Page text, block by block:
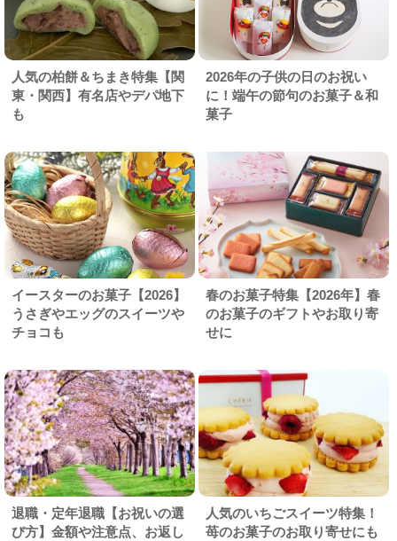
人気の柏餅＆ちまき特集【関
東・関西】有名店やデパ地下
も
2026年の子供の日のお祝い
に！端午の節句のお菓子＆和
菓子
イースターのお菓子【2026】
うさぎやエッグのスイーツや
チョコも
春のお菓子特集【2026年】春
のお菓子のギフトやお取り寄
せに
退職・定年退職【お祝いの選
び方】金額や注意点、お返し
人気のいちごスイーツ特集！
苺のお菓子のお取り寄せにも